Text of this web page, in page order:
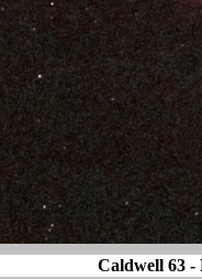
Caldwell 63 -